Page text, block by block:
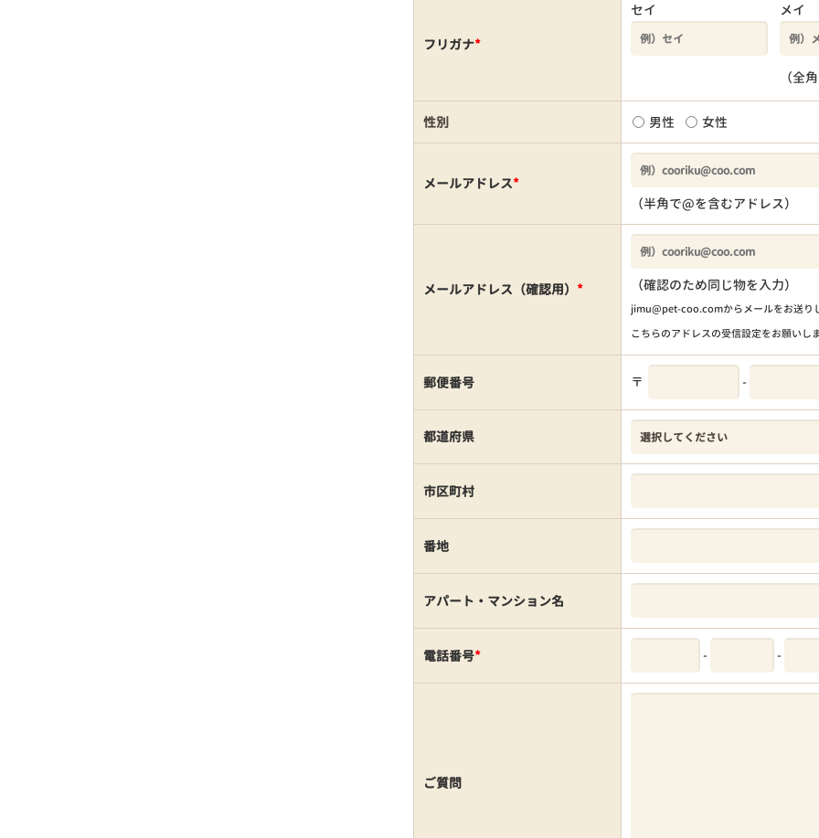
フリガナ*
セイ メイ
（全
性別 男性 女性
メールアドレス*
（半角で@を含むアドレス）
メールアドレス（確認用） * （確認のため同じ物を入力）
jimu@pet-coo.comからメールをお送り
こちらのアドレスの受信設定をお願いし
郵便番号 〒 -
都道府県
市区町村
番地
アパート・マンション名
電話番号* - -
ご質問